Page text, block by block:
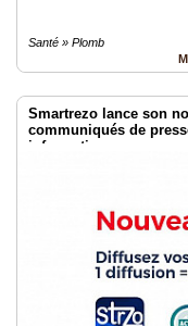
Santé » Plomb
Smartrezo lance son
communiqués de
informations sans